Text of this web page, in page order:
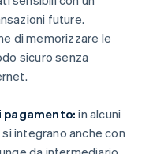
future.
di memorizzare le
sicuro senza
pagamento: in alcuni
integrano anche con